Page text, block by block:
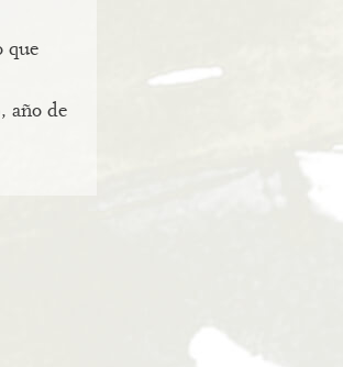
que
año de